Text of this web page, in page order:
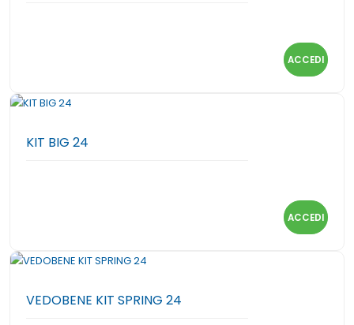
ACCEDI
KIT BIG 24
ACCEDI
VEDOBENE KIT SPRING 24